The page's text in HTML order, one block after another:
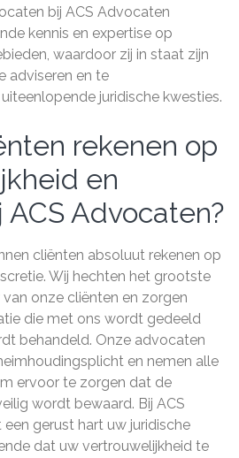
bij ACS Advocaten
kennis en expertise op
waardoor zij in staat zijn
adviseren en te
juridische kwesties.
rekenen op
en
Advocaten?
cliënten absoluut rekenen op
Wij hechten het grootste
onze cliënten en zorgen
die met ons wordt gedeeld
behandeld. Onze advocaten
en nemen alle
ervoor te zorgen dat de
wordt bewaard. Bij ACS
gerust hart uw juridische
dat uw vertrouwelijkheid te